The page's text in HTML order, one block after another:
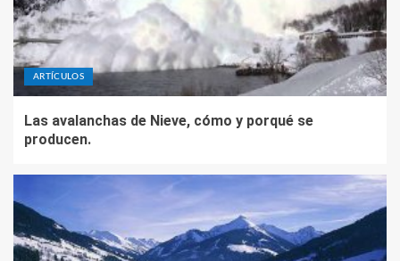
ARTÍCULOS
Las avalanchas de Nieve, cómo y porqué se
producen.